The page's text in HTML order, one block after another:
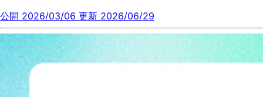
公開 2026/03/06 更新 2026/06/29